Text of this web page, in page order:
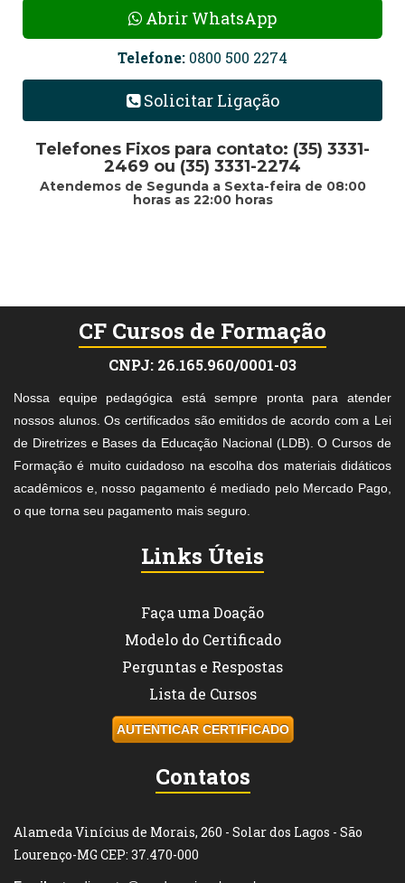
Abrir WhatsApp
Telefone: 0800 500 2274
Solicitar Ligação
Telefones Fixos para contato: (35) 3331-
2469 ou (35) 3331-2274
Atendemos de Segunda a Sexta-feira de 08:00
horas as 22:00 horas
CF Cursos de Formação
CNPJ: 26.165.960/0001-03
Nossa equipe pedagógica está sempre pronta para atender
nossos alunos. Os certificados são emitidos de acordo com a Lei
de Diretrizes e Bases da Educação Nacional (LDB). O Cursos de
Formação é muito cuidadoso na escolha dos materiais didáticos
acadêmicos e, nosso pagamento é mediado pelo Mercado Pago,
o que torna seu pagamento mais seguro.
Links Úteis
Faça uma Doação
Modelo do Certificado
Perguntas e Respostas
Lista de Cursos
AUTENTICAR CERTIFICADO
Contatos
Alameda Vinícius de Morais, 260 - Solar dos Lagos - São
Lourenço-MG CEP: 37.470-000